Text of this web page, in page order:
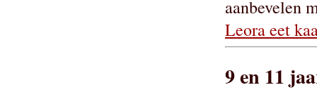
aanbevelen
Leora eet
9 en 11